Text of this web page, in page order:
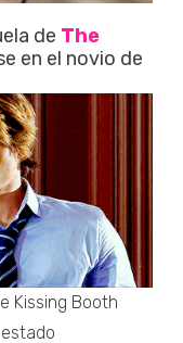
de The
en el novio de
Kissing Booth